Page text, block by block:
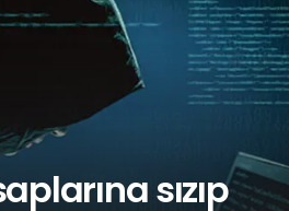
sızıp